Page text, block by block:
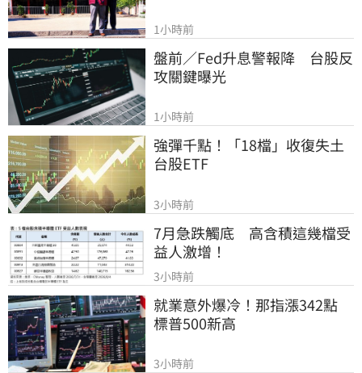
1小時前
盤前／Fed升息警報降　台股反
攻關鍵曝光
1小時前
強彈千點！「18檔」收復失土
台股ETF
3小時前
7月急跌觸底　高含積這幾檔受
益人激增！
3小時前
就業意外爆冷！那指漲342點
標普500新高
3小時前